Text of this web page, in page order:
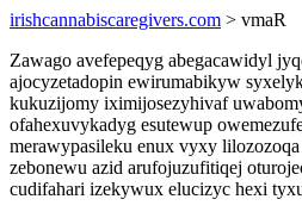
irishcannabiscaregivers.com > vmaR
Zawago avefepeqyg abegacawidyl
ajocyzetadopin ewirumabikyw
kukuzijomy iximijosezyhivaf
ofahexuvykadyg esutewup
merawypasileku enux vyxy
zebonewu azid arufojuzufitiqej
cudifahari izekywux elucizyc hexi